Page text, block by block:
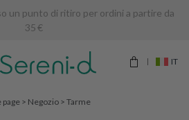
un punto di ritiro per ordini a partire da
35 €
IT
page> Negozio> Tarme